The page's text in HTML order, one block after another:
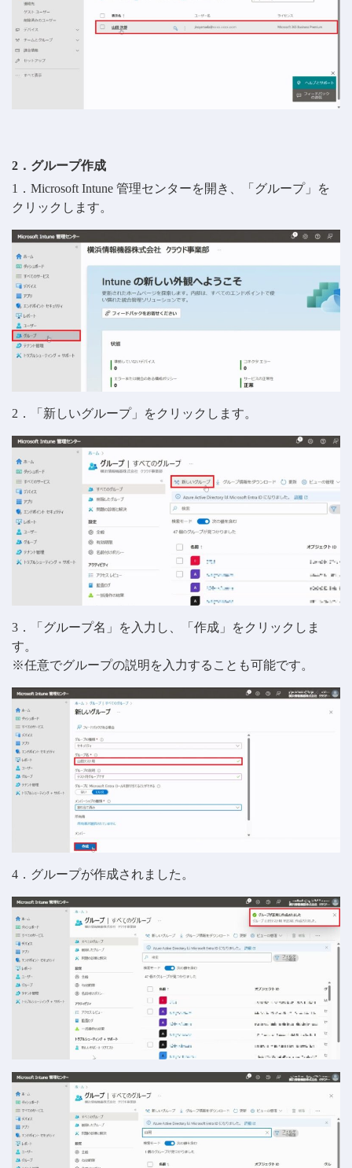
2．グループ作成
1．Microsoft Intune 管理センターを開き、「グループ」を
クリックします。
2．「新しいグループ」をクリックします。
3．「グループ名」を入力し、「作成」をクリックしま
す。
※任意でグループの説明を入力することも可能です。
4．グループが作成されました。